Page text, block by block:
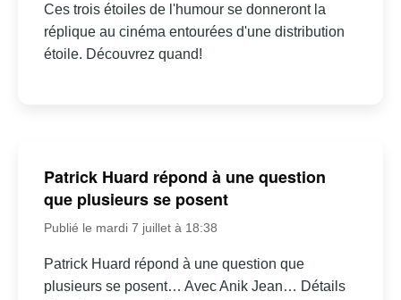
Ces trois étoiles de l'humour se donneront la
réplique au cinéma entourées d'une distribution
étoile. Découvrez quand!
Patrick Huard répond à une question
que plusieurs se posent
Publié le mardi 7 juillet à 18:38
Patrick Huard répond à une question que
plusieurs se posent… Avec Anik Jean… Détails